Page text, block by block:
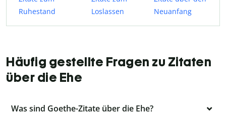
Ruhestand
Loslassen
Neuanfang
Häufig gestellte Fragen zu Zitaten
über die Ehe
Was sind Goethe-Zitate über die Ehe?